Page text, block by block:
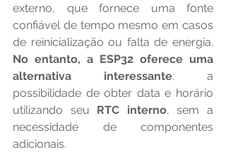
externo, que fornece uma fonte
confiável de tempo mesmo em casos
No entanto, a ESP32 oferece uma
alternativa interessante: a
possibilidade de obter data e horário
utilizando seu RTC interno, sem a
necessidade de componentes
adicionais.